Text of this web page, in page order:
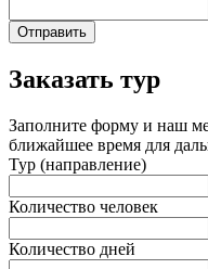
Отправить
Заказать тур
Заполните форму и наш
ближайшее время для
Тур (направление)
Количество человек
Количество дней